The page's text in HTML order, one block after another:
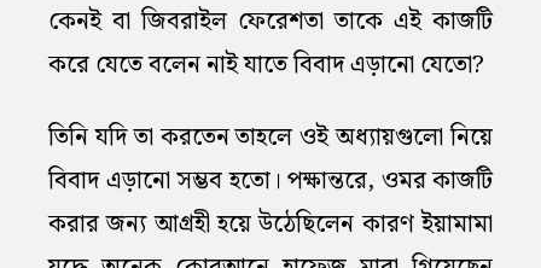
কেনই বা জিবরাইল ফেরেশতা তাকে এই কাজটি
করে যেতে বলেন নাই যাতে বিবাদ এড়ানো যেতো?
তিনি যদি তা করতেন তাহলে ওই অধ্যায়গুলো নিয়ে
বিবাদ এড়ানো সম্ভব হতো। পক্ষান্তরে, ওমর কাজটি
করার জন্য আগ্রহী হয়ে উঠেছিলেন কারণ ইয়ামামা